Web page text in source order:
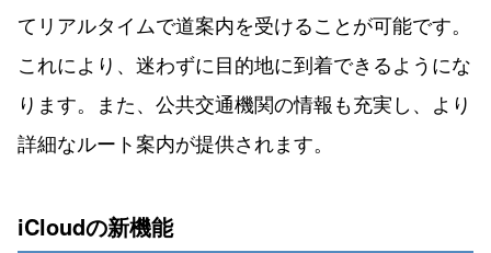
てリアルタイムで道案内を受けることが可能です。
これにより、迷わずに目的地に到着できるようにな
ります。また、公共交通機関の情報も充実し、より
詳細なルート案内が提供されます。
iCloudの新機能